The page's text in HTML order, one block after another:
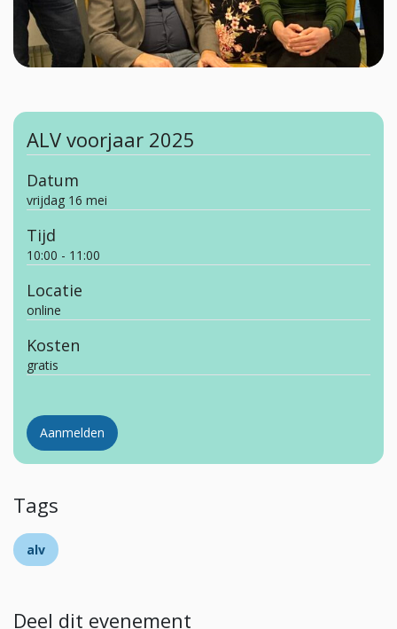
ALV voorjaar 2025
Datum
vrijdag 16 mei
Tijd
10:00 - 11:00
Locatie
online
Kosten
gratis
Aanmelden
Tags
alv
Deel dit evenement